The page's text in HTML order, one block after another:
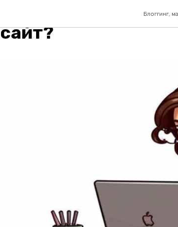
Блоггинг,
Зачем вам или
сайт?